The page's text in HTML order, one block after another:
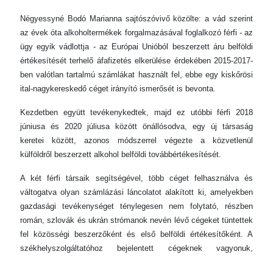
Négyessyné Bodó Marianna sajtószóvivő közölte: a vád szerint
az évek óta alkoholtermékek forgalmazásával foglalkozó férfi - az
ügy egyik vádlottja - az Európai Unióból beszerzett áru belföldi
értékesítését terhelő áfafizetés elkerülése érdekében 2015-2017-
ben valótlan tartalmú számlákat használt fel, ebbe egy kiskőrösi
ital-nagykereskedő céget irányító ismerősét is bevonta.
Kezdetben együtt tevékenykedtek, majd ez utóbbi férfi 2018
júniusa és 2020 júliusa között önállósodva, egy új társaság
keretei között, azonos módszerrel végezte a közvetlenül
külföldről beszerzett alkohol belföldi továbbértékesítését.
A két férfi társaik segítségével, több céget felhasználva és
váltogatva olyan számlázási láncolatot alakított ki, amelyekben
gazdasági tevékenységet ténylegesen nem folytató, részben
román, szlovák és ukrán strómanok nevén lévő cégeket tüntettek
fel közösségi beszerzőként és első belföldi értékesítőként. A
székhelyszolgáltatóhoz bejelentett cégeknek vagyonuk,